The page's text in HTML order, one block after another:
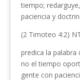
tiempo;
paciencia y
(2 Timoteo 4:2)
predica la
no el tiempo
gente con